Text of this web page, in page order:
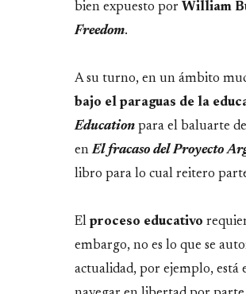
bien expuesto por William
Freedom.
A su turno, en un ámbito
bajo el paraguas de la
Education para el baluarte
enEl fracaso del Proyecto
libro para lo cual reitero
El proceso educativo
embargo, no es lo que se
actualidad, por ejemplo, está